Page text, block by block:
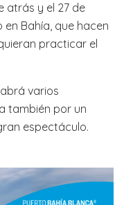
atrás y el 27 de
Bahía, que hacen
practicar el
varios
también por un
espectáculo.